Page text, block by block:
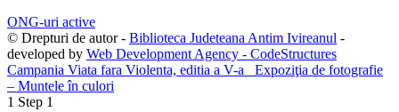
ONG-uri active
© Drepturi de autor - Biblioteca Judeteana Antim Ivireanul -
developed by Web Development Agency - CodeStructures
Campania Viata fara Violenta, editia a V-a
Expoziţia de fotografie
– Muntele în culori
1 Step 1